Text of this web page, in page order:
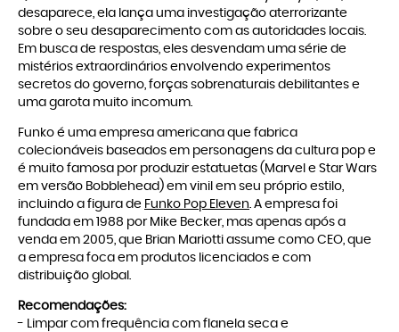
desaparece, ela lança uma investigação aterrorizante
sobre o seu desaparecimento com as autoridades locais.
Em busca de respostas, eles desvendam uma série de
mistérios extraordinários envolvendo experimentos
secretos do governo, forças sobrenaturais debilitantes e
uma garota muito incomum.
Funko é uma empresa americana que fabrica
colecionáveis baseados em personagens da cultura pop e
é muito famosa por produzir estatuetas (Marvel e Star Wars
em versão Bobblehead) em vinil em seu próprio estilo,
incluindo a figura de Funko Pop Eleven. A empresa foi
fundada em 1988 por Mike Becker, mas apenas após a
venda em 2005, que Brian Mariotti assume como CEO, que
a empresa foca em produtos licenciados e com
distribuição global.
Recomendações:
- Limpar com frequência com flanela seca e